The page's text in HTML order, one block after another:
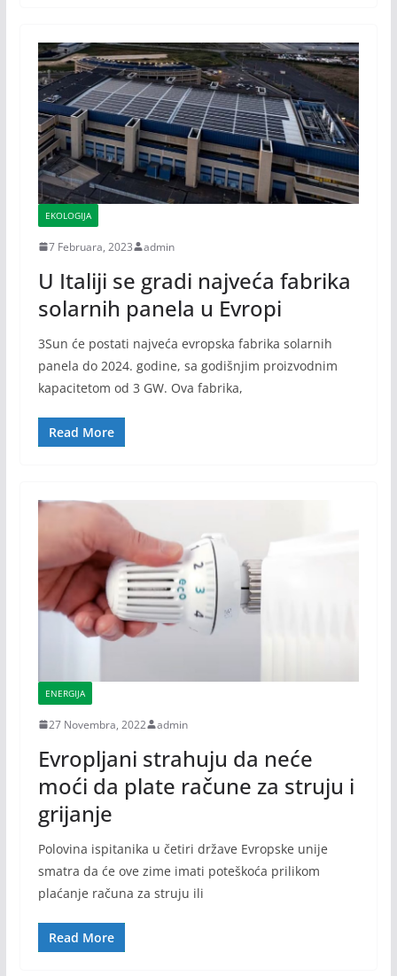
EKOLOGIJA
7 Februara, 2023 admin
U Italiji se gradi najveća fabrika
solarnih panela u Evropi
3Sun će postati najveća evropska fabrika solarnih
panela do 2024. godine, sa godišnjim proizvodnim
kapacitetom od 3 GW. Ova fabrika,
Read More
ENERGIJA
27 Novembra, 2022 admin
Evropljani strahuju da neće
moći da plate račune za struju i
grijanje
Polovina ispitanika u četiri države Evropske unije
smatra da će ove zime imati poteškoća prilikom
plaćanje računa za struju ili
Read More